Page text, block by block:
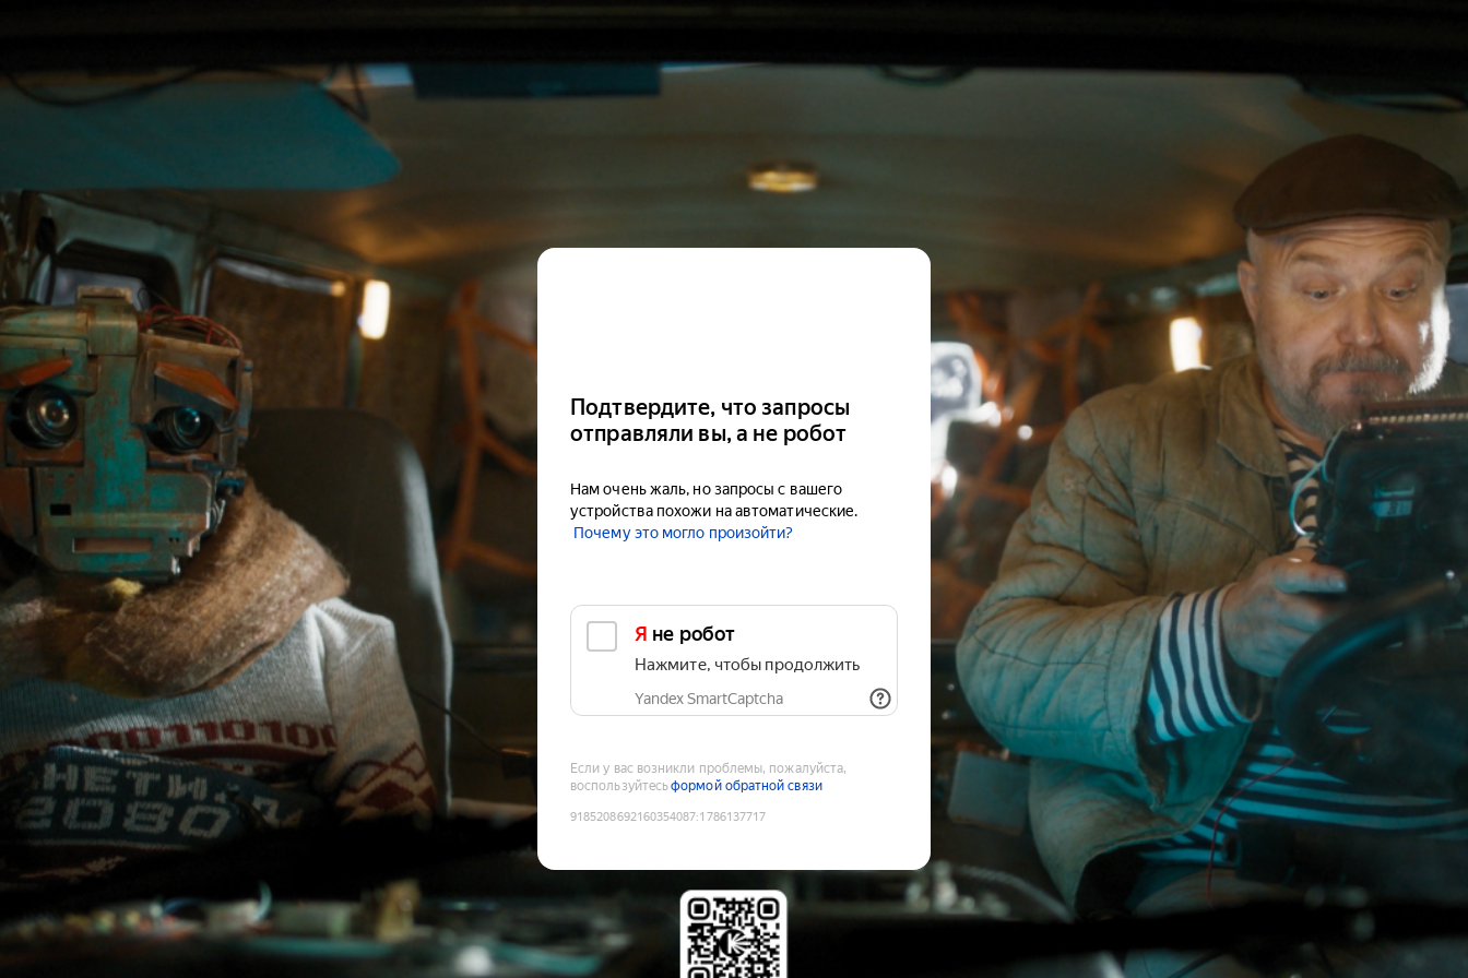
Подтвердите, что запросы
отправляли вы, а не робот
Нам очень жаль, но запросы с вашего
устройства похожи на автоматические.
Почему это могло произойти?
Я не робот
Нажмите, чтобы продолжить
Yandex SmartCaptcha
Если у вас возникли проблемы, пожалуйста,
воспользуйтесьформой обратной связи
9185208692160354087:1786137717